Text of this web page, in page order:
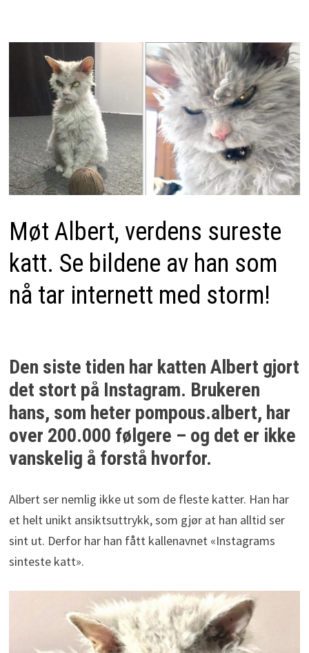
Møt Albert, verdens sureste
katt. Se bildene av han som
nå tar internett med storm!
Den siste tiden har katten Albert gjort
det stort på Instagram. Brukeren
hans, som heter pompous.albert, har
over 200.000 følgere – og det er ikke
vanskelig å forstå hvorfor.
Albert ser nemlig ikke ut som de fleste katter. Han har
et helt unikt ansiktsuttrykk, som gjør at han alltid ser
sint ut. Derfor har han fått kallenavnet «Instagrams
sinteste katt».